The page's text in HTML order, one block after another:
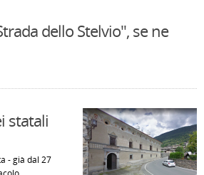
dello Stelvio", se ne
statali
- già dal 27